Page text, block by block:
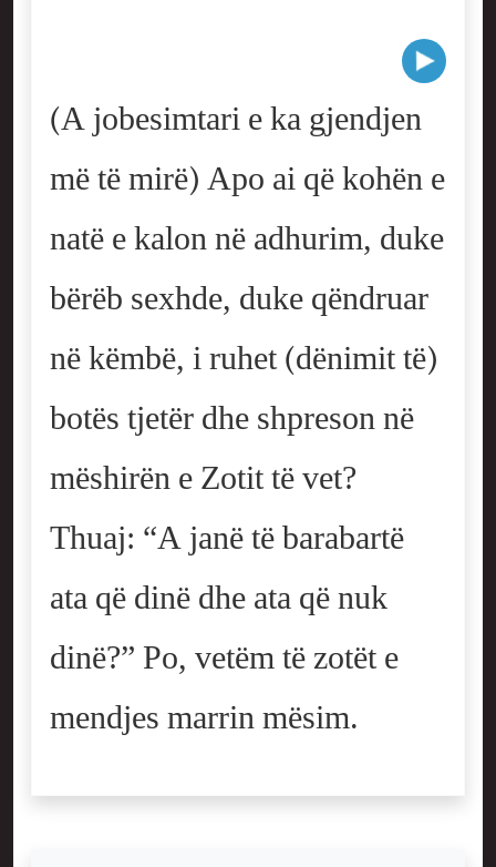
(A jobesimtari e ka gjendjen
më të mirë) Apo ai që kohën e
natë e kalon në adhurim, duke
bërëb sexhde, duke qëndruar
në këmbë, i ruhet (dënimit të)
botës tjetër dhe shpreson në
mëshirën e Zotit të vet?
Thuaj: “A janë të barabartë
ata që dinë dhe ata që nuk
dinë?” Po, vetëm të zotët e
mendjes marrin mësim.